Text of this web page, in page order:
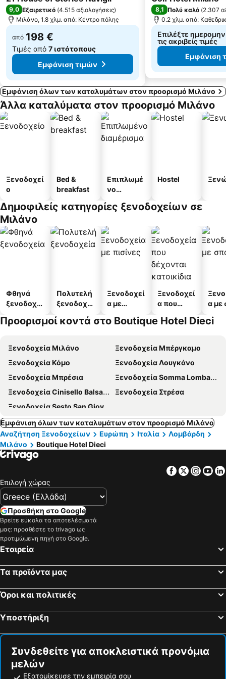
9,0 Εξαιρετικό (4.515 αξιολογήσεις)
Μιλάνο, 1.8 χλμ. από: Κέντρο πόλης
από 198 €
Τιμές από 7 ιστότοπους
Εμφάνιση τιμών
8,1 Πολύ καλό (2.307
0.2 χλμ. από:
Επιλέξτε
τις ακριβείς τιμές
Εμφάνιση
Εμφάνιση όλων των καταλυμάτων στον προορισμό Μιλάνο
Άλλα καταλύματα στον προορισμό Μιλάνο
Ξενοδοχεί
ο
Bed &
breakfast
Επιπλωμέ
νο
α
Hostel
Δημοφιλείς κατηγορίες ξενοδοχείων σε
Μιλάνο
Φθηνά
ξενοδοχεί
Πολυτελή
ξενοδοχεί
Ξενοδοχεί
α με
Ξενοδοχεί
α που
κατοικίδι
α με
Προορισμοί κοντά στο Boutique Hotel Dieci
Ξενοδοχεία Μιλάνο
Ξενοδοχεία Μπέργκαμο
Ξενοδοχεία Κόμο
Ξενοδοχεία Λουγκάνο
Ξενοδοχεία Μπρέσια
Ξενοδοχεία Somma Lombardo
Ξενοδοχεία Cinisello Balsamo
Ξενοδοχεία Στρέσα
Ξενοδοχεία Sesto San Giovanni
Εμφάνιση όλων των καταλυμάτων στον προορισμό Μιλάνο
Αναζήτηση Ξενοδοχείων
Ευρώπη Ιταλία
Λομβάρδη
Μιλάνο
Boutique Hotel Dieci
Facebook
Twitter
Επιλογή χώρας
Προσθήκη στο Google
Βρείτε εύκολα τα αποτελέσματά
μας: προσθέστε το trivago ως
προτιμώμενη πηγή στο Google.
Εταιρεία
Τα προϊόντα μας
Όροι και πολιτικές
Υποστήριξη
Συνδεθείτε για αποκλειστικά προνόμια
μελών
Εξατομίκευσε την εμπειρία σου